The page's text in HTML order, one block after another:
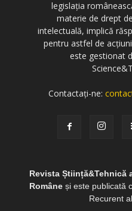
legislația
materie de drept
intelectuală, implică
pentru astfel de
este gestionat
Contactați-ne:
Revista Știință&Tehnică
Româneși este publicată
Recurent